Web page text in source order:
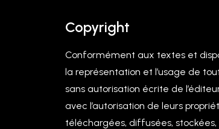
Copyright
Conformément aux textes et
la représentation et l’usage de
sans autorisation écrite de
avec l’autorisation de leurs
téléchargées, diffusées,